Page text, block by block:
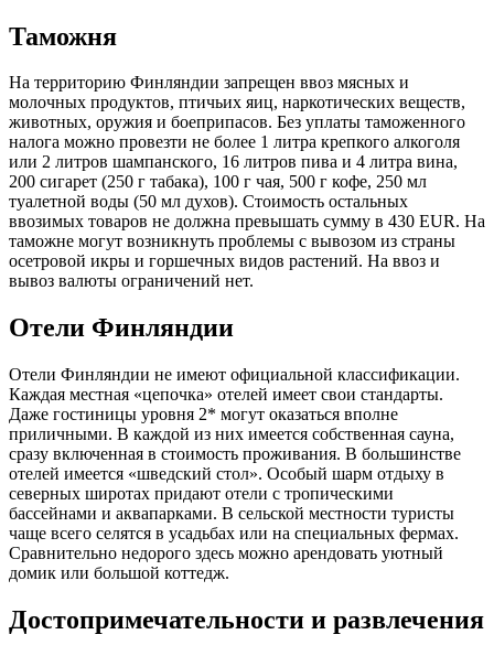
Таможня
На территорию Финляндии запрещен ввоз мясных и
молочных продуктов, птичьих яиц, наркотических веществ,
животных, оружия и боеприпасов. Без уплаты таможенного
налога можно провезти не более 1 литра крепкого алкоголя
или 2 литров шампанского, 16 литров пива и 4 литра вина,
200 сигарет (250 г табака), 100 г чая, 500 г кофе, 250 мл
туалетной воды (50 мл духов). Стоимость остальных
ввозимых товаров не должна превышать сумму в 430 EUR. На
таможне могут возникнуть проблемы с вывозом из страны
осетровой икры и горшечных видов растений. На ввоз и
вывоз валюты ограничений нет.
Отели Финляндии
Отели Финляндии не имеют официальной классификации.
Каждая местная «цепочка» отелей имеет свои стандарты.
Даже гостиницы уровня 2* могут оказаться вполне
приличными. В каждой из них имеется собственная сауна,
сразу включенная в стоимость проживания. В большинстве
отелей имеется «шведский стол». Особый шарм отдыху в
северных широтах придают отели с тропическими
бассейнами и аквапарками. В сельской местности туристы
чаще всего селятся в усадьбах или на специальных фермах.
Сравнительно недорого здесь можно арендовать уютный
домик или большой коттедж.
Достопримечательности и развлечения